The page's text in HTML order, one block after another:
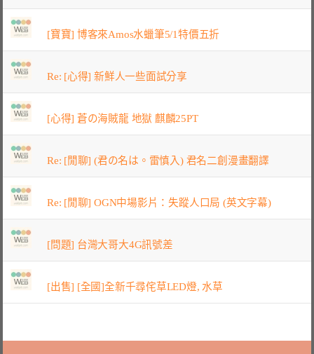
[寶寶] 博客來Amos水蠟筆5/1特價五折
Re: [心得] 新鮮人一些面試分享
[心得] 蒼の海賊龍 地獄 麒麟25PT
Re: [閒聊] (君の名は。雷慎入) 君名二創漫畫翻譯
Re: [閒聊] OGN中場影片：失蹤人口局 (英文字幕)
[問題] 台灣大哥大4G訊號差
[出售] [全國]全新千尋侘草LED燈, 水草